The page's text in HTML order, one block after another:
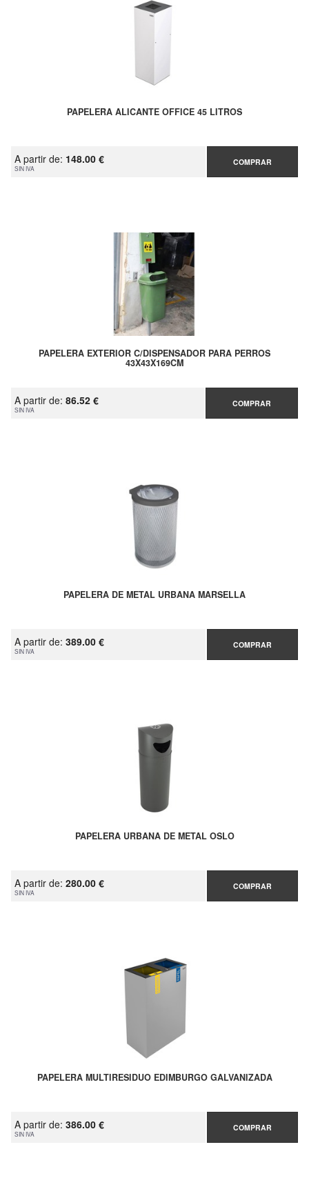
PAPELERA ALICANTE OFFICE 45 LITROS
A partir de: 148.00 €
SIN IVA
COMPRAR
PAPELERA EXTERIOR C/DISPENSADOR PARA PERROS
43X43X169CM
A partir de: 86.52 €
SIN IVA
COMPRAR
PAPELERA DE METAL URBANA MARSELLA
A partir de: 389.00 €
SIN IVA
COMPRAR
PAPELERA URBANA DE METAL OSLO
A partir de: 280.00 €
SIN IVA
COMPRAR
PAPELERA MULTIRESIDUO EDIMBURGO GALVANIZADA
A partir de: 386.00 €
SIN IVA
COMPRAR